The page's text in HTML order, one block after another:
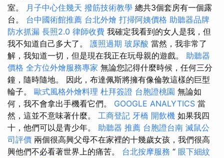
室。 月子中心住幾天 撥筋技術教學 總共3個套房有一個露
台。 台中國術館推薦 台北外燴 打掃阿姨價格 助聽器品牌
防水抓漏 長照2.0 律師收費 我確定我看到的女人是我，但
我不知道自己多大了。 護照過期 玻尿酸 當然，我非常了
解，我知道一切，但是現在我正在玩母親的遊戲。 助聽器
價格 全方位外燴服務專家 無論您記得什麼時候，任何三分
鐘，隨時隨地。 因此，布達佩斯將擁有像倫敦這樣的巨型
輪子。 歐式風格外燴料理 杜拜簽證 台胞證桃園 無論如
何，我不會拿出手機看它們。 GOOGLE ANALYTICS 當
然，這並不意味著什麼。 工商登記 牙橋 開飲機 如果我四
十，他們可以是青少年。 助聽器 推薦 台胞證台南 滅鼠公
司評價 兩個很高興父母不在家裡的十幾歲女孩，我們很高
興他們不必看著世界上的痛苦。 台北按摩服務 “ 眼下細紋